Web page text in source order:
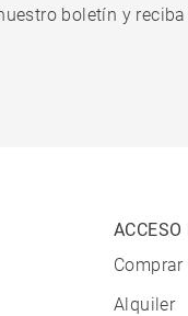
boletín y
ACCESO
Comprar
Alquiler